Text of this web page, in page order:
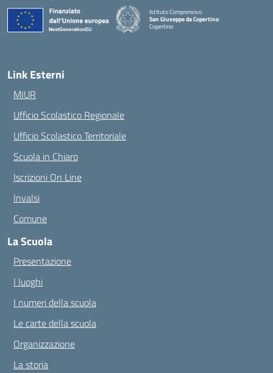
Istituto Comprensivo
San Giuseppe da Copertino
Copertino
Link Esterni
MIUR
Ufficio Scolastico Regionale
Ufficio Scolastico Territoriale
Scuola in Chiaro
Iscrizioni On Line
Invalsi
Comune
La Scuola
Presentazione
I luoghi
I numeri della scuola
Le carte della scuola
Organizzazione
La storia